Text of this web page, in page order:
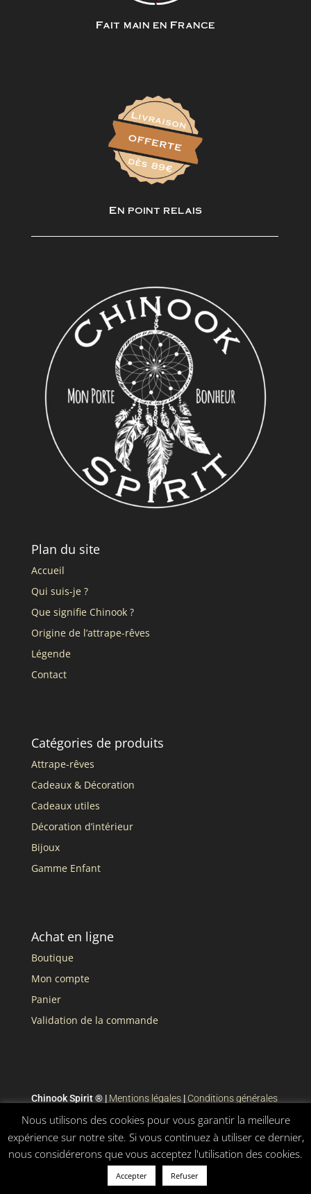
Fait main en France
En point relais
Plan du site
Accueil
Qui suis-je ?
Que signifie Chinook ?
Origine de l’attrape-rêves
Légende
Contact
Catégories de produits
Attrape-rêves
Cadeaux & Décoration
Cadeaux utiles
Décoration d’intérieur
Bijoux
Gamme Enfant
Achat en ligne
Boutique
Mon compte
Panier
Validation de la commande
Chinook Spirit ® | Mentions légales| Conditions générales
de vente
Nous utilisons des cookies pour vous garantir la meilleure
expérience sur notre site. Si vous continuez à utiliser ce dernier,
nous considérerons que vous acceptez l'utilisation des cookies.
Accepter Refuser